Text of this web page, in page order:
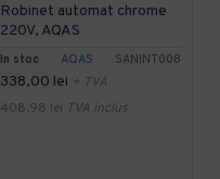
In stoc AQAS SANINT008
Robinet automat chrome
220V, AQAS
338,00 lei + TVA
408,98 lei TVA inclus